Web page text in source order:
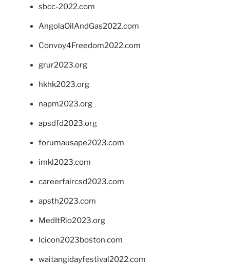
sbcc-2022.com
AngolaOilAndGas2022.com
Convoy4Freedom2022.com
grur2023.org
hkhk2023.org
napm2023.org
apsdfd2023.org
forumausape2023.com
imkl2023.com
careerfaircsd2023.com
apsth2023.com
MedItRio2023.org
lcicon2023boston.com
waitangidayfestival2022.com